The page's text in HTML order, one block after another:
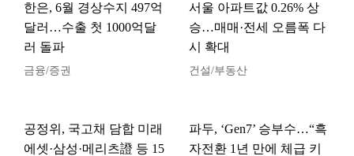
한은, 6월 경상수지 497억
달러…수출 첫 1000억달
러 돌파
금융/증권
서울 아파트값 0.26% 상
승…매매·전세 오름폭 다
시 확대
건설/부동산
공정위, 국고채 담합 미래
에셋·삼성·메리츠證 등 15
파두, ‘Gen7’ 승부수…“흑
자전환 1년 만에 체급 키